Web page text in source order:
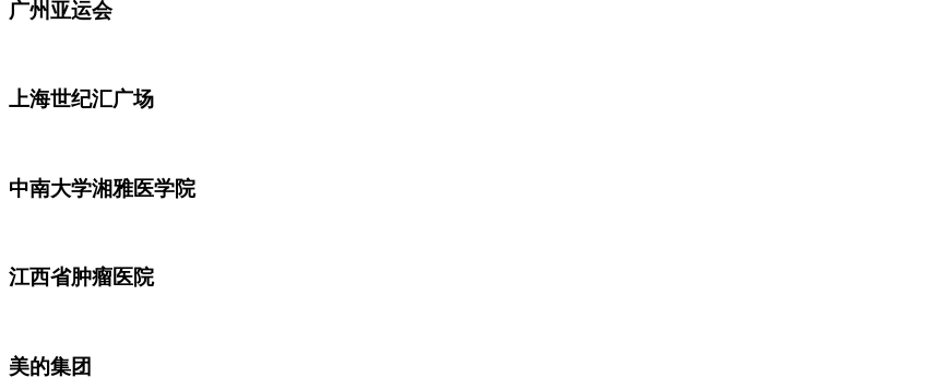
广州亚运会
上海世纪汇广场
中南大学湘雅医学院
江西省肿瘤医院
美的集团